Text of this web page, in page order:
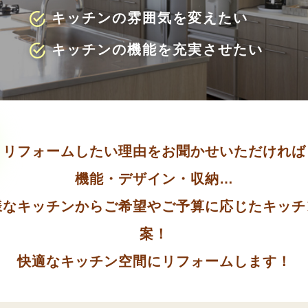
キッチンの雰囲気を変えたい
キッチンの機能を充実させたい
リフォームしたい理由をお聞かせいただければ
機能・デザイン・収納…
キッチンからご希望やご予算に応じたキッ
案！
快適なキッチン空間にリフォームします！